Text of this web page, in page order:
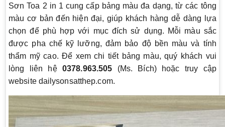
Sơn Toa 2 in 1 cung cấp bảng màu đa dạng, từ các tông
màu cơ bản đến hiện đại, giúp khách hàng dễ dàng lựa
chọn để phù hợp với mục đích sử dụng. Mỗi màu sắc
được pha chế kỹ lưỡng, đảm bảo độ bền màu và tính
thẩm mỹ cao. Để xem chi tiết bảng màu, quý khách vui
lòng liên hệ0378.963.505 (Ms. Bích) hoặc truy cập
website dailysonsatthep.com.